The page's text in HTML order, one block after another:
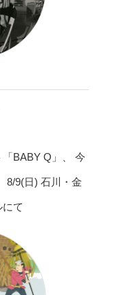
BABY Q」、 今
9(日) 石川・金
て